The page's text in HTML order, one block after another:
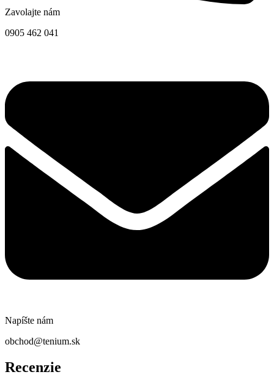
Zavolajte nám
0905 462 041
Napíšte nám
obchod@tenium.sk
Recenzie